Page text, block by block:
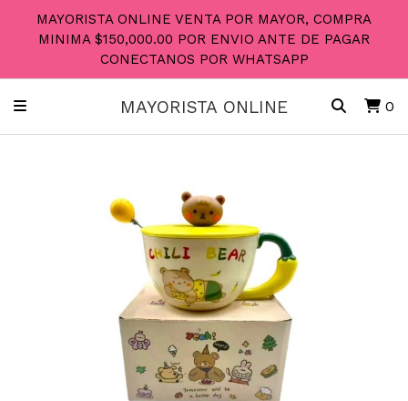
MAYORISTA ONLINE VENTA POR MAYOR, COMPRA
MINIMA $150,000.00 POR ENVIO ANTE DE PAGAR
CONECTANOS POR WHATSAPP
MAYORISTA ONLINE 0